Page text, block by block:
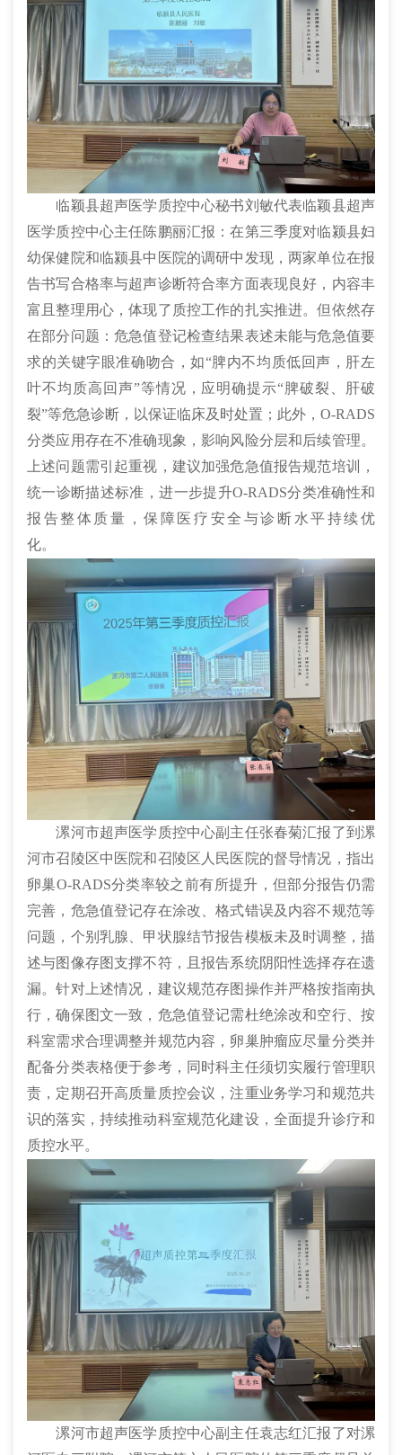
临颖县超声医学质控中心秘书刘敏代表临颖县超声
医学质控中心主任陈鹏丽汇报：在第三季度对临颍县妇
幼保健院和临颍县中医院的调研中发现，两家单位在报
告书写合格率与超声诊断符合率方面表现良好，内容丰
富且整理用心，体现了质控工作的扎实推进。但依然存
在部分问题：危急值登记检查结果表述未能与危急值要
求的关键字眼准确吻合，如“脾内不均质低回声，肝左
叶不均质高回声”等情况，应明确提示“脾破裂、肝破
裂”等危急诊断，以保证临床及时处置；此外，O-RADS
分类应用存在不准确现象，影响风险分层和后续管理。
上述问题需引起重视，建议加强危急值报告规范培训，
统一诊断描述标准，进一步提升O-RADS分类准确性和
报告整体质量，保障医疗安全与诊断水平持续优
化。
漯河市超声医学质控中心副主任张春菊汇报了到漯
河市召陵区中医院和召陵区人民医院的督导情况，指出
卵巢O-RADS分类率较之前有所提升，但部分报告仍需
完善，危急值登记存在涂改、格式错误及内容不规范等
问题，个别乳腺、甲状腺结节报告模板未及时调整，描
述与图像存图支撑不符，且报告系统阴阳性选择存在遗
漏。针对上述情况，建议规范存图操作并严格按指南执
行，确保图文一致，危急值登记需杜绝涂改和空行、按
科室需求合理调整并规范内容，卵巢肿瘤应尽量分类并
配备分类表格便于参考，同时科主任须切实履行管理职
责，定期召开高质量质控会议，注重业务学习和规范共
识的落实，持续推动科室规范化建设，全面提升诊疗和
质控水平。
漯河市超声医学质控中心副主任袁志红汇报了对漯